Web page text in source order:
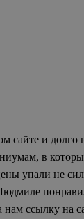
сайте и долго
в
упали не
ссылку на